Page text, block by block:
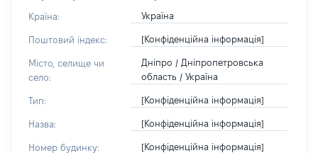
Країна: Україна
Поштовий індекс: [Конфіденційна інформація]
Місто, селище чи
село:
Дніпро / Дніпропетровська
область / Україна
Тип: [Конфіденційна інформація]
Назва: [Конфіденційна інформація]
Номер будинку: [Конфіденційна інформація]